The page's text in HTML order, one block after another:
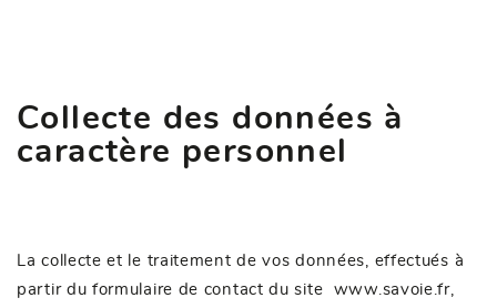
Collecte des données à
caractère personnel
La collecte et le traitement de vos données, effectués à
partir du formulaire de contact du site www.savoie.fr,